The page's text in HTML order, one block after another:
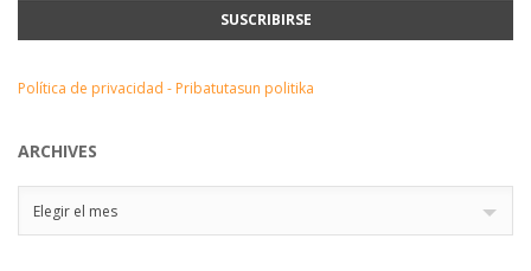
Política de privacidad - Pribatutasun politika
ARCHIVES
Elegir el mes